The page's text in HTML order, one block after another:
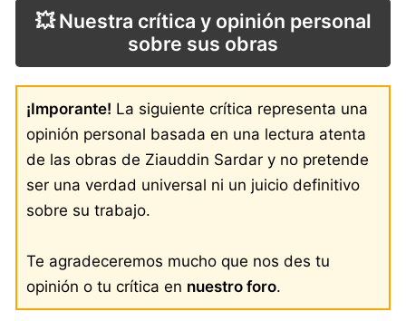
💥 Nuestra crítica y opinión personal
sobre sus obras
¡Imporante! La siguiente crítica representa una
opinión personal basada en una lectura atenta
de las obras de Ziauddin Sardar y no pretende
ser una verdad universal ni un juicio definitivo
sobre su trabajo.
Te agradeceremos mucho que nos des tu
opinión o tu crítica en nuestro foro.